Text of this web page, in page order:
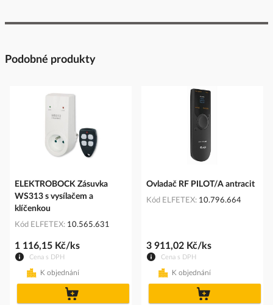
Podobné produkty
ELEKTROBOCK Zásuvka
WS313 s vysílačem a
klíčenkou
Kód ELFETEX 10.565.631
Cena s DPH
1 116,15 Kč/ks
K objednání
Ovladač RF PILOT/A antracit
Kód ELFETEX 10.796.664
Cena s DPH
3 911,02 Kč/ks
K objednání